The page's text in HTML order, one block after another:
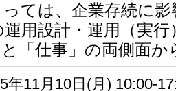
ては、企業存続に
用設計・運用（実
「仕事」の両側面
年11月10日(月) 10:00-